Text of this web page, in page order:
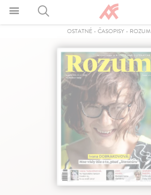
OSTATNÉ - ČASOPISY - ROZUM